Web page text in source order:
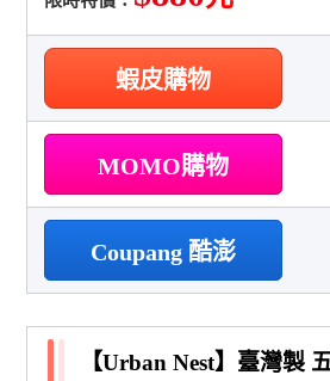
蝦皮購物
MOMO購物
Coupang 酷澎
【Urban Nest】臺灣製